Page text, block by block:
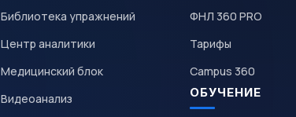
Библиотека упражнений
Центр аналитики
Медицинский блок
Видеоанализ
ФНЛ 360 PRO
Тарифы
Campus 360
ОБУЧЕНИЕ